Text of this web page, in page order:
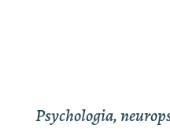
Psychologia,